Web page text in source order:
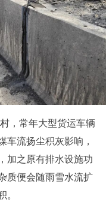
，常年大型货运车辆
车流扬尘积灰影响，
加之原有排水设施功
质便会随雨雪水流扩
。